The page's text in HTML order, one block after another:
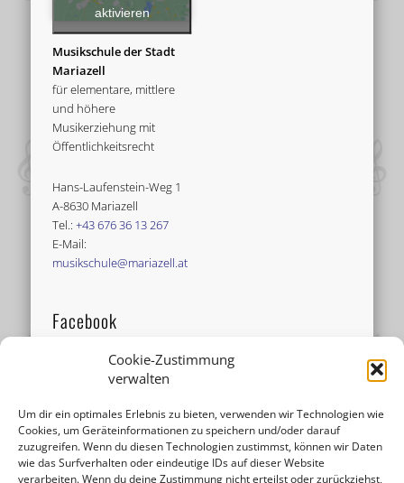
Cookie-Zustimmung
verwalten
Um dir ein optimales Erlebnis zu bieten, verwenden wir Technologien wie
Cookies, um Geräteinformationen zu speichern und/oder darauf
zuzugreifen. Wenn du diesen Technologien zustimmst, können wir Daten
wie das Surfverhalten oder eindeutige IDs auf dieser Website
verarbeiten. Wenn du deine Zustimmung nicht erteilst oder zurückziehst,
aktivieren
Musikschule der Stadt
Mariazell
für elementare, mittlere
und höhere
Musikerziehung mit
Öffentlichkeitsrecht
Hans-Laufenstein-Weg 1
A-8630 Mariazell
Tel.:+43 676 36 13 267
E-Mail:
musikschule@mariazell.at
Facebook